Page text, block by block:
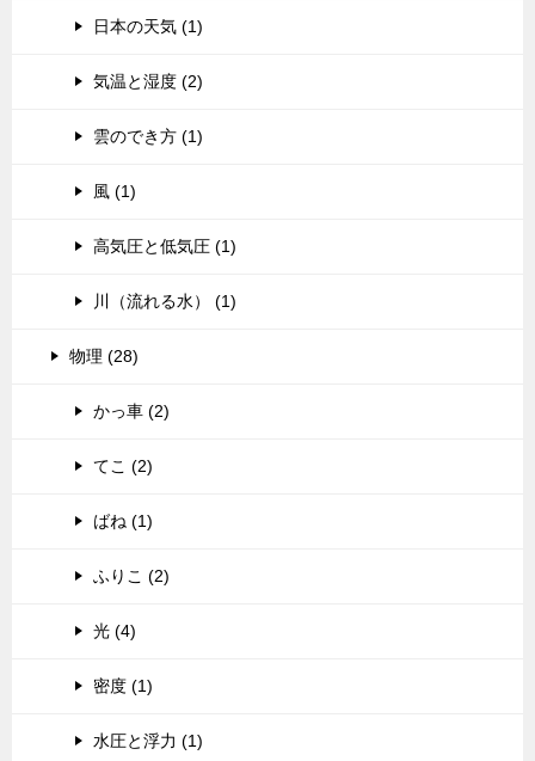
日本の天気 (1)
気温と湿度 (2)
雲のでき方 (1)
風 (1)
高気圧と低気圧 (1)
川（流れる水） (1)
物理 (28)
かっ車 (2)
てこ (2)
ばね (1)
ふりこ (2)
光 (4)
密度 (1)
水圧と浮力 (1)